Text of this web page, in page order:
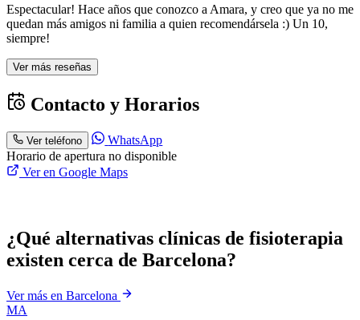
Espectacular! Hace años que conozco a Amara, y creo que ya no me
quedan más amigos ni familia a quien recomendársela :) Un 10,
siempre!
Ver más reseñas
Contacto y Horarios
Ver teléfono
WhatsApp
Horario de apertura no disponible
Ver en Google Maps
¿Qué alternativas clínicas de fisioterapia
existen cerca de Barcelona?
Ver más en Barcelona
MA